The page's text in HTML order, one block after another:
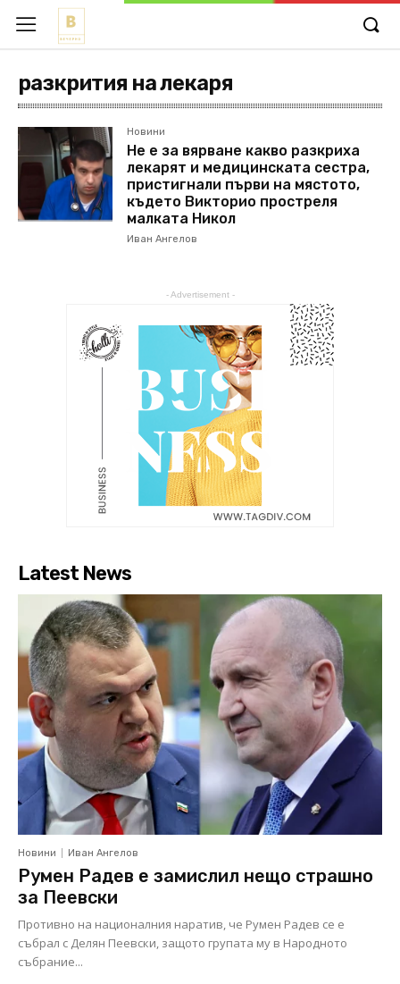
разкрития на лекаря
Новини
Не е за вярване какво разкриха
лекарят и медицинската сестра,
пристигнали първи на мястото,
където Викторио простреля
малката Никол
Иван Ангелов
- Advertisement -
Latest News
Новини Иван Ангелов
Румен Радев е замислил нещо страшно
за Пеевски
Противно на националния наратив, че Румен Радев се е
събрал с Делян Пеевски, защото групата му в Народното
събрание...